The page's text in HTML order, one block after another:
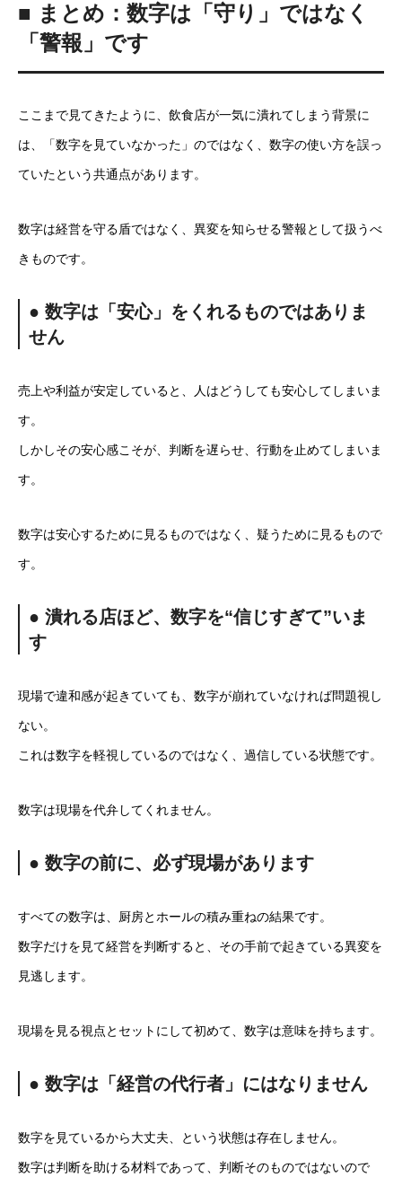
■ まとめ：数字は「守り」ではなく
「警報」です
ここまで見てきたように、飲食店が一気に潰れてしまう背景に
は、「数字を見ていなかった」のではなく、数字の使い方を誤っ
ていたという共通点があります。
数字は経営を守る盾ではなく、異変を知らせる警報として扱うべ
きものです。
● 数字は「安心」をくれるものではありま
せん
売上や利益が安定していると、人はどうしても安心してしまいま
す。
しかしその安心感こそが、判断を遅らせ、行動を止めてしまいま
す。
数字は安心するために見るものではなく、疑うために見るもので
す。
● 潰れる店ほど、数字を“信じすぎて”いま
す
現場で違和感が起きていても、数字が崩れていなければ問題視し
ない。
これは数字を軽視しているのではなく、過信している状態です。
数字は現場を代弁してくれません。
● 数字の前に、必ず現場があります
すべての数字は、厨房とホールの積み重ねの結果です。
数字だけを見て経営を判断すると、その手前で起きている異変を
見逃します。
現場を見る視点とセットにして初めて、数字は意味を持ちます。
● 数字は「経営の代行者」にはなりません
数字を見ているから大丈夫、という状態は存在しません。
数字は判断を助ける材料であって、判断そのものではないので